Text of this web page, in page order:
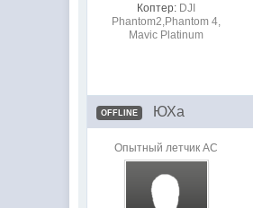
Коптер: DJI
Phantom2,Phantom 4,
Mavic Platinum
OFFLINE ЮХа
Опытный летчик АС